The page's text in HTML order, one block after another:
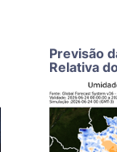
Previsão
Relativa